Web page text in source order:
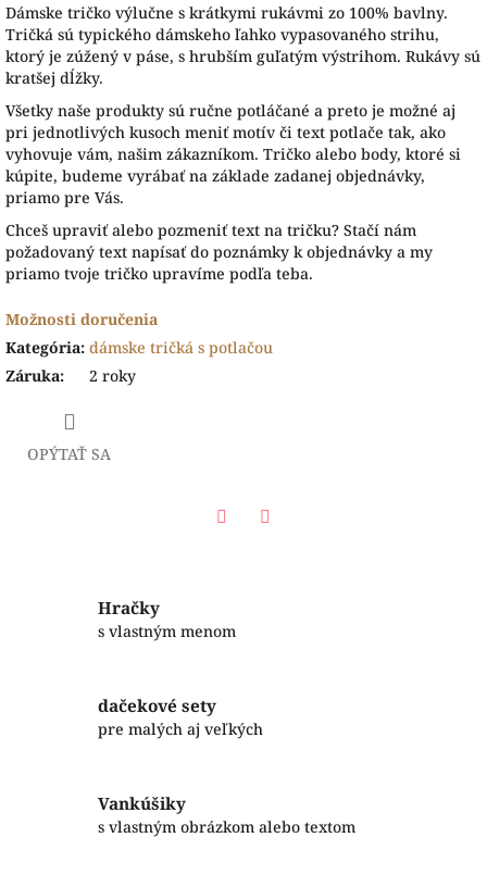
Dámske tričko výlučne s krátkymi rukávmi zo 100% bavlny.
Tričká sú typického dámskeho ľahko vypasovaného strihu,
ktorý je zúžený v páse, s hrubším guľatým výstrihom. Rukávy sú
kratšej dĺžky.
Všetky naše produkty sú ručne potláčané a preto je možné aj
pri jednotlivých kusoch meniť motív či text potlače tak, ako
vyhovuje vám, našim zákazníkom. Tričko alebo body, ktoré si
kúpite, budeme vyrábať na základe zadanej objednávky,
priamo pre Vás.
Chceš upraviť alebo pozmeniť text na tričku? Stačí nám
požadovaný text napísať do poznámky k objednávky a my
priamo tvoje tričko upravíme podľa teba.
Možnosti doručenia
Kategória: dámske tričká s potlačou
Záruka: 2 roky
OPÝTAŤ SA
Hračky
s vlastným menom
dačekové sety
pre malých aj veľkých
Vankúšiky
s vlastným obrázkom alebo textom